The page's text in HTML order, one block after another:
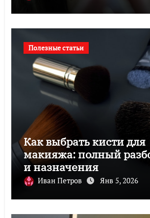
Полезные статьи
Как выбрать кисти для
макияжа: полный
и назначения
Иван Петров Янв 5, 2026